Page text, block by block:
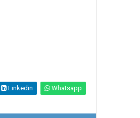
Linkedin Whatsapp